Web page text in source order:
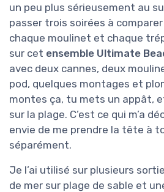
un peu plus sérieusement au
passer trois soirées à
chaque moulinet et chaque
sur cet ensemble Ultimate
avec deux cannes, deux
pod, quelques montages et
montes ça, tu mets un appât,
sur la plage. C’est ce qui m’a
envie de me prendre la tête à
séparément.
Je l’ai utilisé sur plusieurs
de mer sur plage de sable et